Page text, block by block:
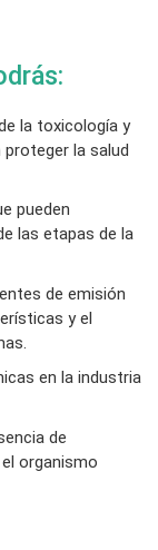
la toxicología y
la salud
pueden
las etapas de la
de emisión
y el
en la industria
de
organismo